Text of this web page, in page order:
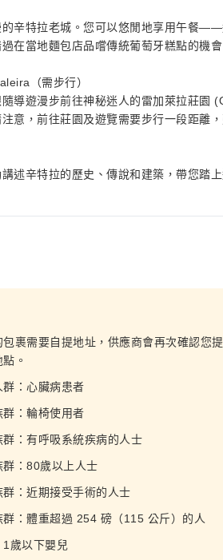
辛特拉老城。您可以悠閒地享用午餐
在當地麵包店品嚐傳統葡萄牙糕點的機會
（需步行）
導遊漫步前往神秘迷人的雷加萊拉莊園
意，前往莊園及遊覽需要步行一段距離
述辛特拉的歷史、傳說和建築，帶您踏
包裹需要自提地址，供應商會再次確認您
。
群：心臟病患者
群：輪椅使用者
群：有呼吸系統疾病的人士
群：80歲以上人士
群：近期接受手術的人士
群：體重超過 254 磅（115 公斤）的人
1歲以下嬰兒